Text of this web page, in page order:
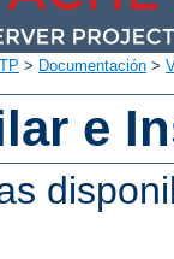
> Documentación >
e